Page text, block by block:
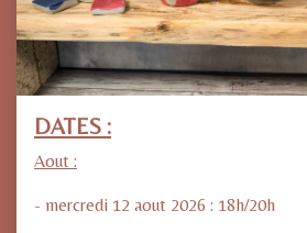
DATES :
Aout :
- mercredi 12 aout 2026 : 18h/20h